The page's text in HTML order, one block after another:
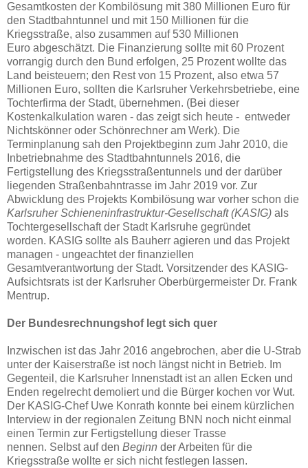
Gesamtkosten der Kombilösung mit 380 Millionen Euro für
den Stadtbahntunnel und mit 150 Millionen für die
Kriegsstraße, also zusammen auf 530 Millionen
Euro abgeschätzt. Die Finanzierung sollte mit 60 Prozent
vorrangig durch den Bund erfolgen, 25 Prozent wollte das
Land beisteuern; den Rest von 15 Prozent, also etwa 57
Millionen Euro, sollten die Karlsruher Verkehrsbetriebe, eine
Tochterfirma der Stadt, übernehmen. (Bei dieser
Kostenkalkulation waren - das zeigt sich heute - entweder
Nichtskönner oder Schönrechner am Werk). Die
Terminplanung sah den Projektbeginn zum Jahr 2010, die
Inbetriebnahme des Stadtbahntunnels 2016, die
Fertigstellung des Kriegsstraßentunnels und der darüber
liegenden Straßenbahntrasse im Jahr 2019 vor. Zur
Abwicklung des Projekts Kombilösung war vorher schon die
Karlsruher Schieneninfrastruktur-Gesellschaft (KASIG) als
Tochtergesellschaft der Stadt Karlsruhe gegründet
worden. KASIG sollte als Bauherr agieren und das Projekt
managen - ungeachtet der finanziellen
Gesamtverantwortung der Stadt. Vorsitzender des KASIG-
Aufsichtsrats ist der Karlsruher Oberbürgermeister Dr. Frank
Mentrup.
Der Bundesrechnungshof legt sich quer
Inzwischen ist das Jahr 2016 angebrochen, aber die U-Strab
unter der Kaiserstraße ist noch längst nicht in Betrieb. Im
Gegenteil, die Karlsruher Innenstadt ist an allen Ecken und
Enden regelrecht demoliert und die Bürger kochen vor Wut.
Der KASIG-Chef Uwe Konrath konnte bei einem kürzlichen
Interview in der regionalen Zeitung BNN noch nicht einmal
einen Termin zur Fertigstellung dieser Trasse
nennen. Selbst auf den Beginn der Arbeiten für die
Kriegsstraße wollte er sich nicht festlegen lassen.